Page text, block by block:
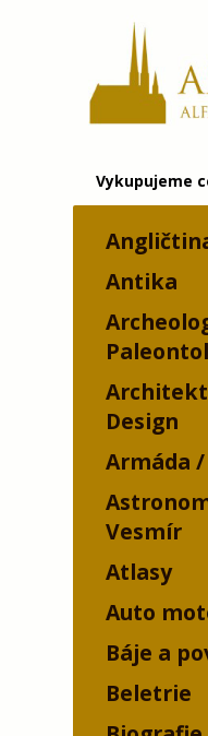
Vykupujeme
Antika
Design
Armáda
Vesmír
Atlasy
Auto
Báje a
Beletrie